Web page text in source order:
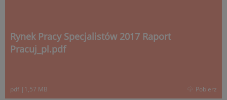
Rynek Pracy Specjalistów 2017 Raport
Pracuj_pl.pdf
pdf | 1,57 MB Pobierz